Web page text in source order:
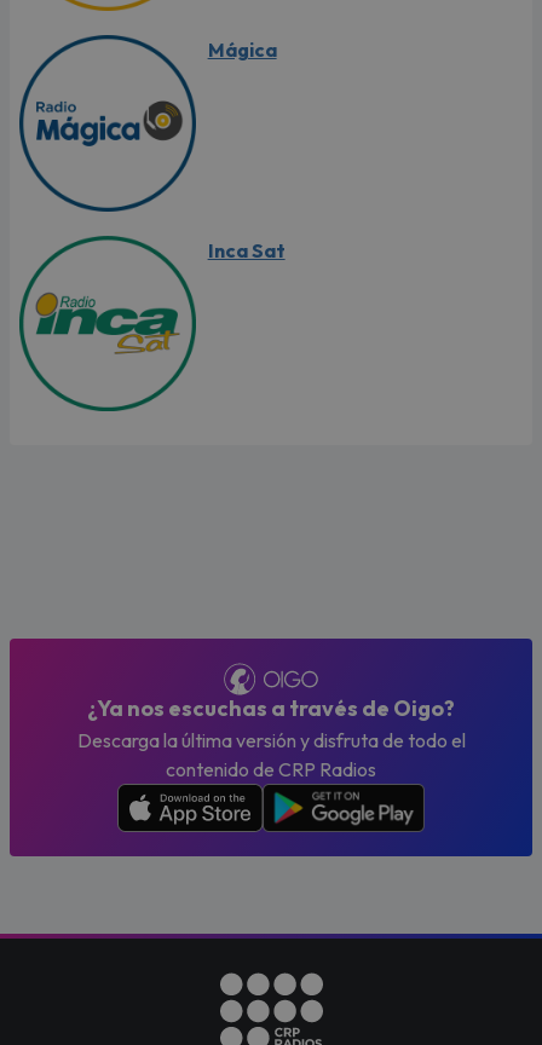
Mágica
Inca Sat
¿Ya nos escuchas a través de Oigo?
Descarga la última versión y disfruta de todo el
contenido de CRP Radios